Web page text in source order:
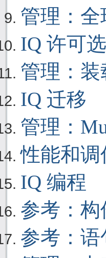
管理：全
IQ 许可
管理：装
IQ 迁移
管理：
性能和调
IQ 编程
参考：
参考：语